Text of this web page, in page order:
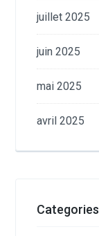
juillet 2025
juin 2025
mai 2025
avril 2025
Categories